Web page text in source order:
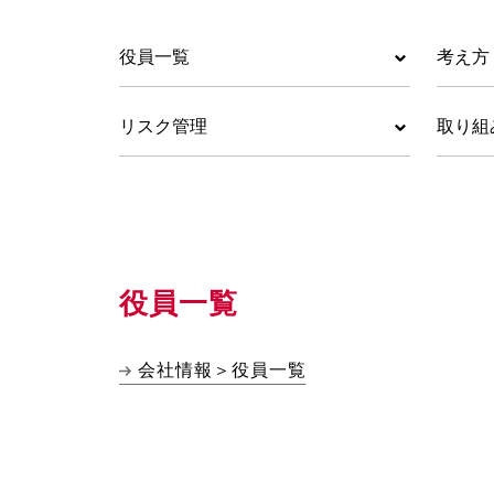
役員一覧 考え方
リスク管理 取り組
役員一覧
会社情報＞役員一覧